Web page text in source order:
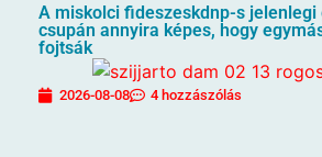
A miskolci fideszeskdnp-s jelenlegi
csupán annyira képes, hogy
fojtsák
2026-08-08 4 hozzászólás